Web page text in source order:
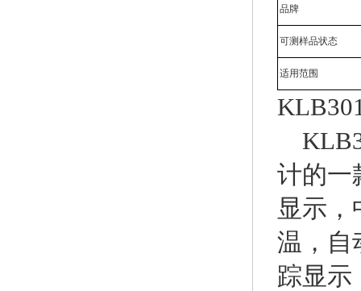
品牌
可测样品状态
适用范围
计的一
显示，
温，自
踪显示